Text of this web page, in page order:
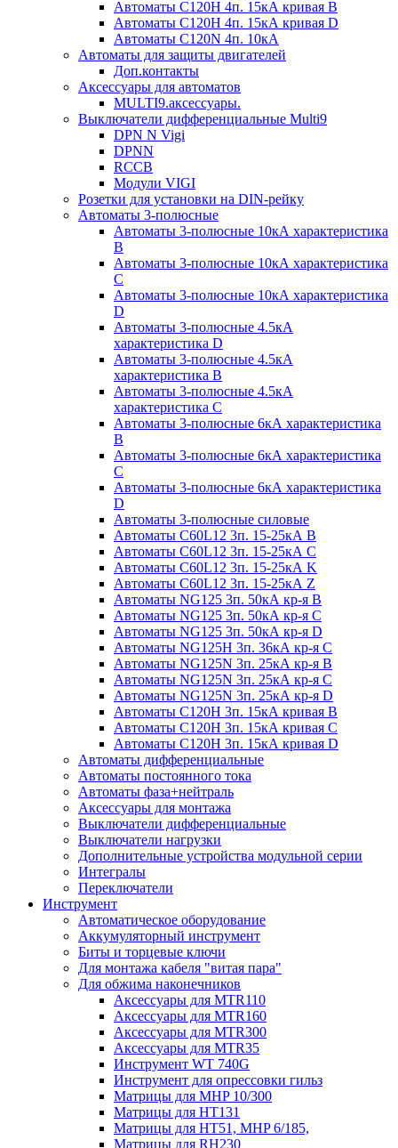
Автоматы С120H 4п. 15кА кривая B
Автоматы С120H 4п. 15кА кривая D
Автоматы С120N 4п. 10кА
Автоматы для защиты двигателей
Доп.контакты
Аксессуары для автоматов
MULTI9.аксессуары.
Выключатели дифференциальные Multi9
DPN N Vigi
DPNN
RCCB
Модули VIGI
Розетки для установки на DIN-рейку
Автоматы 3-полюсные
Автоматы 3-полюсные 10кА характеристика
B
Автоматы 3-полюсные 10кА характеристика
C
Автоматы 3-полюсные 10кА характеристика
D
Автоматы 3-полюсные 4.5кА
характеристика D
Автоматы 3-полюсные 4.5кА
характеристика В
Автоматы 3-полюсные 4.5кА
характеристика С
Автоматы 3-полюсные 6кА характеристика
B
Автоматы 3-полюсные 6кА характеристика
C
Автоматы 3-полюсные 6кА характеристика
D
Автоматы 3-полюсные силовые
Автоматы C60L12 3п. 15-25кА B
Автоматы C60L12 3п. 15-25кА C
Автоматы C60L12 3п. 15-25кА K
Автоматы C60L12 3п. 15-25кА Z
Автоматы NG125 3п. 50кА кр-я B
Автоматы NG125 3п. 50кА кр-я C
Автоматы NG125 3п. 50кА кр-я D
Автоматы NG125H 3п. 36кА кр-я C
Автоматы NG125N 3п. 25кА кр-я B
Автоматы NG125N 3п. 25кА кр-я C
Автоматы NG125N 3п. 25кА кр-я D
Автоматы С120Н 3п. 15кА кривая B
Автоматы С120Н 3п. 15кА кривая C
Автоматы С120Н 3п. 15кА кривая D
Автоматы дифференциальные
Автоматы постоянного тока
Автоматы фаза+нейтраль
Аксессуары для монтажа
Выключатели дифференциальные
Выключатели нагрузки
Дополнительные устройства модульной серии
Интегралы
Переключатели
Инструмент
Автоматическое оборудование
Аккумуляторный инструмент
Биты и торцевые ключи
Для монтажа кабеля "витая пара"
Для обжима наконечников
Аксессуары для MTR110
Аксессуары для MTR160
Аксессуары для MTR300
Аксессуары для MTR35
Инструмент WT 740G
Инструмент для опрессовки гильз
Матрицы для MHP 10/300
Матрицы для НТ131
Матрицы для НТ51, MHP 6/185,
Матрицы для RH230